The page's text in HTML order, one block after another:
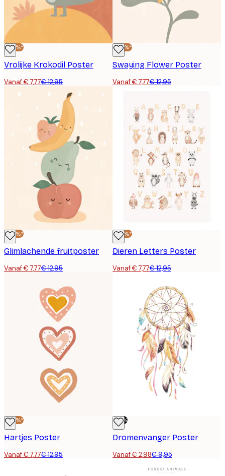
-40%*
Vrolijke Krokodil Poster
Vanaf € 7,77€ 12,95
-40%*
Swaying Flower Poster
Vanaf € 7,77€ 12,95
-40%*
Glimlachende fruitposter
Vanaf € 7,77€ 12,95
-40%*
Dieren Letters Poster
Vanaf € 7,77€ 12,95
-40%*
Hartjes Poster
Vanaf € 7,77€ 12,95
-70%
Dromenvanger Poster
Vanaf € 2,98€ 9,95